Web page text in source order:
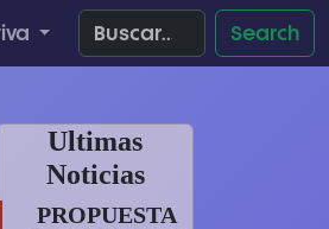
Search
Ultimas
Noticias
PROPUESTA